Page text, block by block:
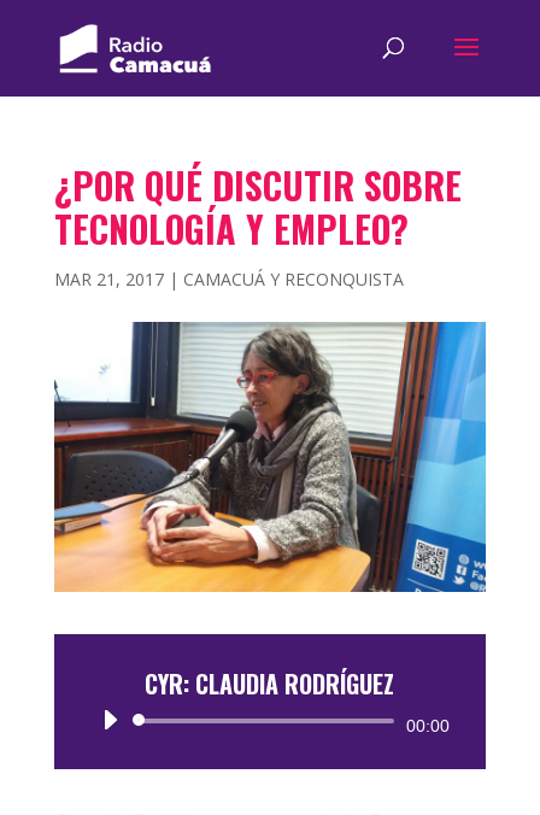
¿POR QUÉ DISCUTIR SOBRE
TECNOLOGÍA Y EMPLEO?
MAR 21, 2017| CAMACUÁ Y RECONQUISTA
CYR: CLAUDIA RODRÍGUEZ
Reproductor
00:00